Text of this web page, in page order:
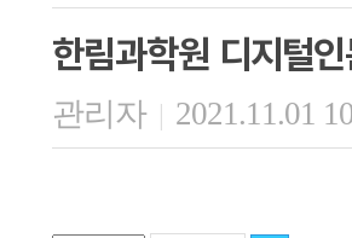
한림과학원 디지털
관리자 | 2021.11.01